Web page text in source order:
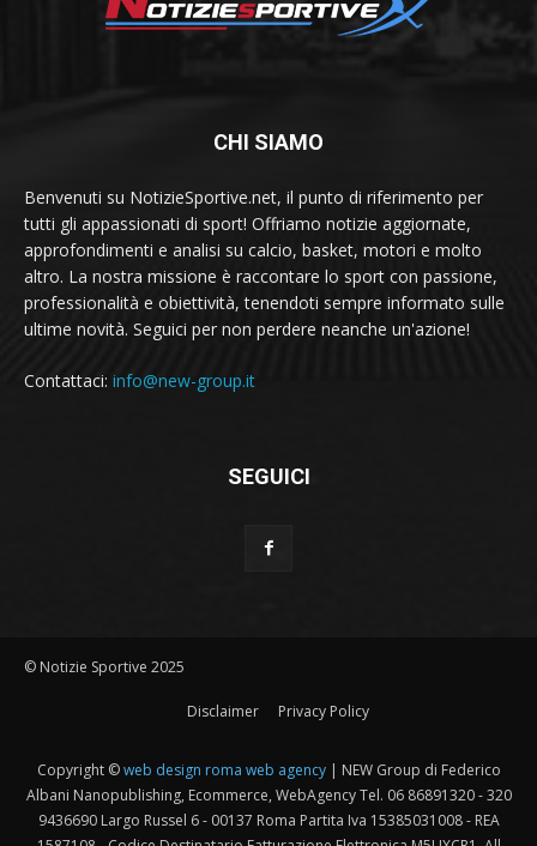
CHI SIAMO
Benvenuti su NotizieSportive.net, il punto di riferimento per
tutti gli appassionati di sport! Offriamo notizie aggiornate,
approfondimenti e analisi su calcio, basket, motori e molto
altro. La nostra missione è raccontare lo sport con passione,
professionalità e obiettività, tenendoti sempre informato sulle
ultime novità. Seguici per non perdere neanche un'azione!
Contattaci: info@new-group.it
SEGUICI
© Notizie Sportive 2025
Disclaimer Privacy Policy
Copyright ©web design roma web agency| NEW Group di Federico
Albani Nanopublishing, Ecommerce, WebAgency Tel. 06 86891320 - 320
9436690 Largo Russel 6 - 00137 Roma Partita Iva 15385031008 - REA